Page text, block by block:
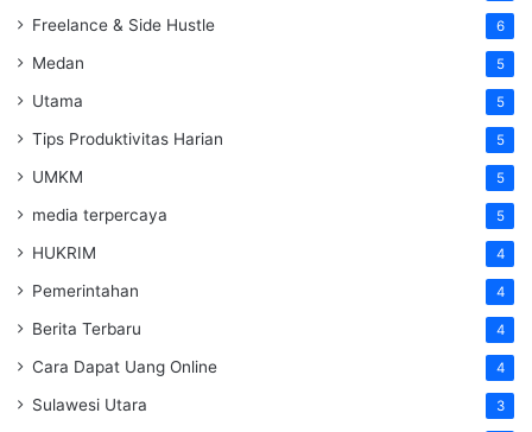
Freelance & Side Hustle 6
Medan 5
Utama 5
Tips Produktivitas Harian 5
UMKM 5
media terpercaya 5
HUKRIM 4
Pemerintahan 4
Berita Terbaru 4
Cara Dapat Uang Online 4
Sulawesi Utara 3